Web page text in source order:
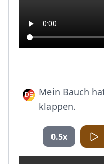
Mein Bauch
klappen.
0.5x